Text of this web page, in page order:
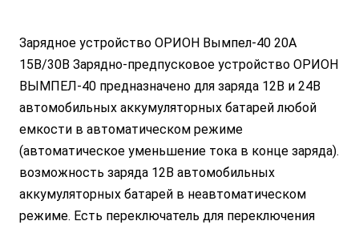
Зарядное устройство ОРИОН Вымпел-40 20А
15В/30В Зарядно-предпусковое устройство ОРИОН
ВЫМПЕЛ-40 предназначено для заряда 12В и 24В
автомобильных аккумуляторных батарей любой
емкости в автоматическом режиме
(автоматическое уменьшение тока в конце заряда).
возможность заряда 12В автомобильных
аккумуляторных батарей в неавтоматическом
режиме. Есть переключатель для переключения